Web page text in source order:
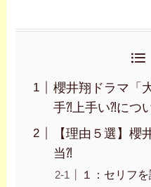
櫻井翔ドラマ「
手⁈上手い⁈につ
【理由５選】櫻
当⁈
１：セリフ